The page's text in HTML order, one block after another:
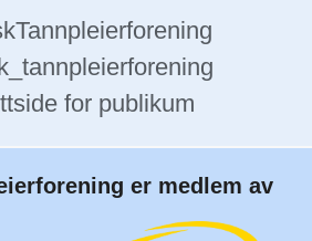
for publikum
er medlem av